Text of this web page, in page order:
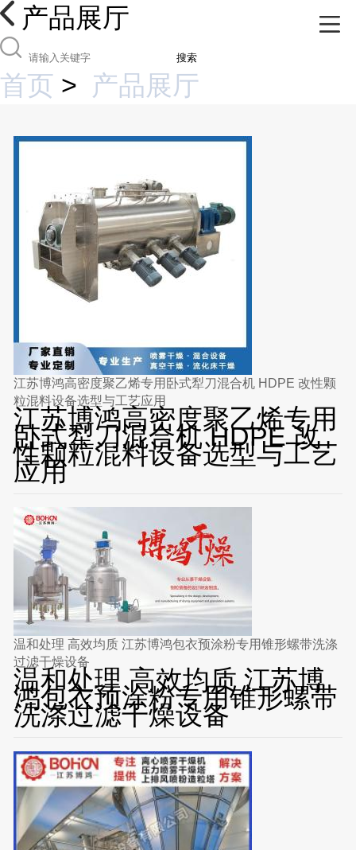
产品展厅
搜索
首页 > 产品展厅
江苏博鸿高密度聚乙烯专用卧式犁刀混合机 HDPE 改性颗
粒混料设备选型与工艺应用
江苏博鸿高密度聚乙烯专用
卧式犁刀混合机 HDPE 改
性颗粒混料设备选型与工艺
应用
温和处理 高效均质 江苏博鸿包衣预涂粉专用锥形螺带洗涤
过滤干燥设备
温和处理 高效均质 江苏博
鸿包衣预涂粉专用锥形螺带
洗涤过滤干燥设备